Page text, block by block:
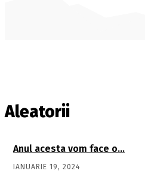
Aleatorii
Anul acesta vom face o…
IANUARIE 19, 2024